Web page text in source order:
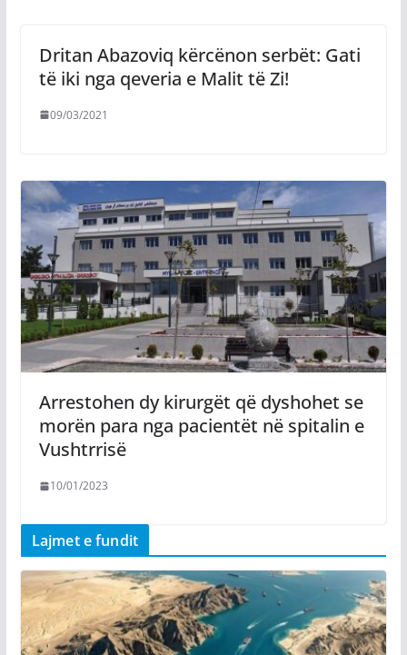
Dritan Abazoviq kërcënon serbët: Gati
të iki nga qeveria e Malit të Zi!
09/03/2021
Arrestohen dy kirurgët që dyshohet se
morën para nga pacientët në spitalin e
Vushtrrisë
10/01/2023
Lajmet e fundit